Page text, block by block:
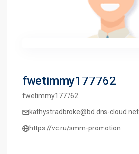
fwetimmy177762
fwetimmy177762
kathystradbroke@bd.dns-cloud.net
https://vc.ru/smm-promotion